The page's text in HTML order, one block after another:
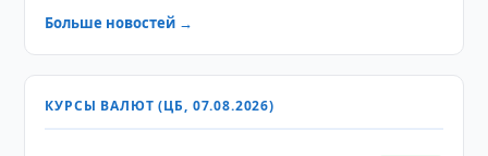
Больше новостей →
КУРСЫ ВАЛЮТ (ЦБ, 07.08.2026)